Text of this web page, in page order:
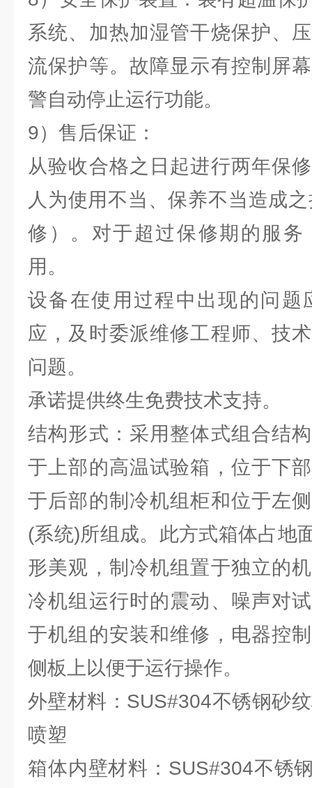
系统、加热加湿管干烧保护、
流保护等。故障显示有控制屏
警自动停止运行功能。
9）售后保证：
从验收合格之日起进行两年保
人为使用不当、保养不当造成
修）。对于超过保修期的服务
用。
设备在使用过程中出现的问题
应，及时委派维修工程师、技
问题。
承诺提供终生免费技术支持。
结构形式：采用整体式组合结
于上部的高温试验箱，位于下
于后部的制冷机组柜和位于左
(系统)所组成。此方式箱体占地
形美观，制冷机组置于独立的
冷机组运行时的震动、噪声对
于机组的安装和维修，电器控
侧板上以便于运行操作。
外壁材料：SUS#304不锈钢砂
喷塑
箱体内壁材料：SUS#304不锈